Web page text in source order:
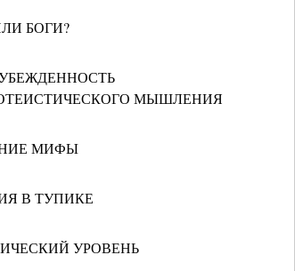
БОГИ?
МЫШЛЕНИЯ
МИФЫ
В ТУПИКЕ
УРОВЕНЬ